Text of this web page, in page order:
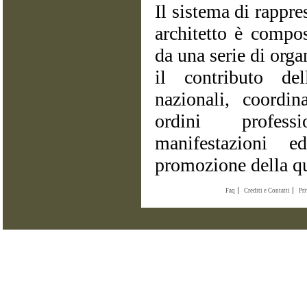
Il sistema di
architetto è
da una serie di
il contributo
nazionali,
ordini
manifestazioni
promozione della
Faq Crediti e Contatti